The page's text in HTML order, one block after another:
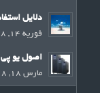
دلایل
فوریه 14, 2018 - 7:15 ب.ظ
اصول یو
مارس 18, 2018 - 6:36 ب.ظ